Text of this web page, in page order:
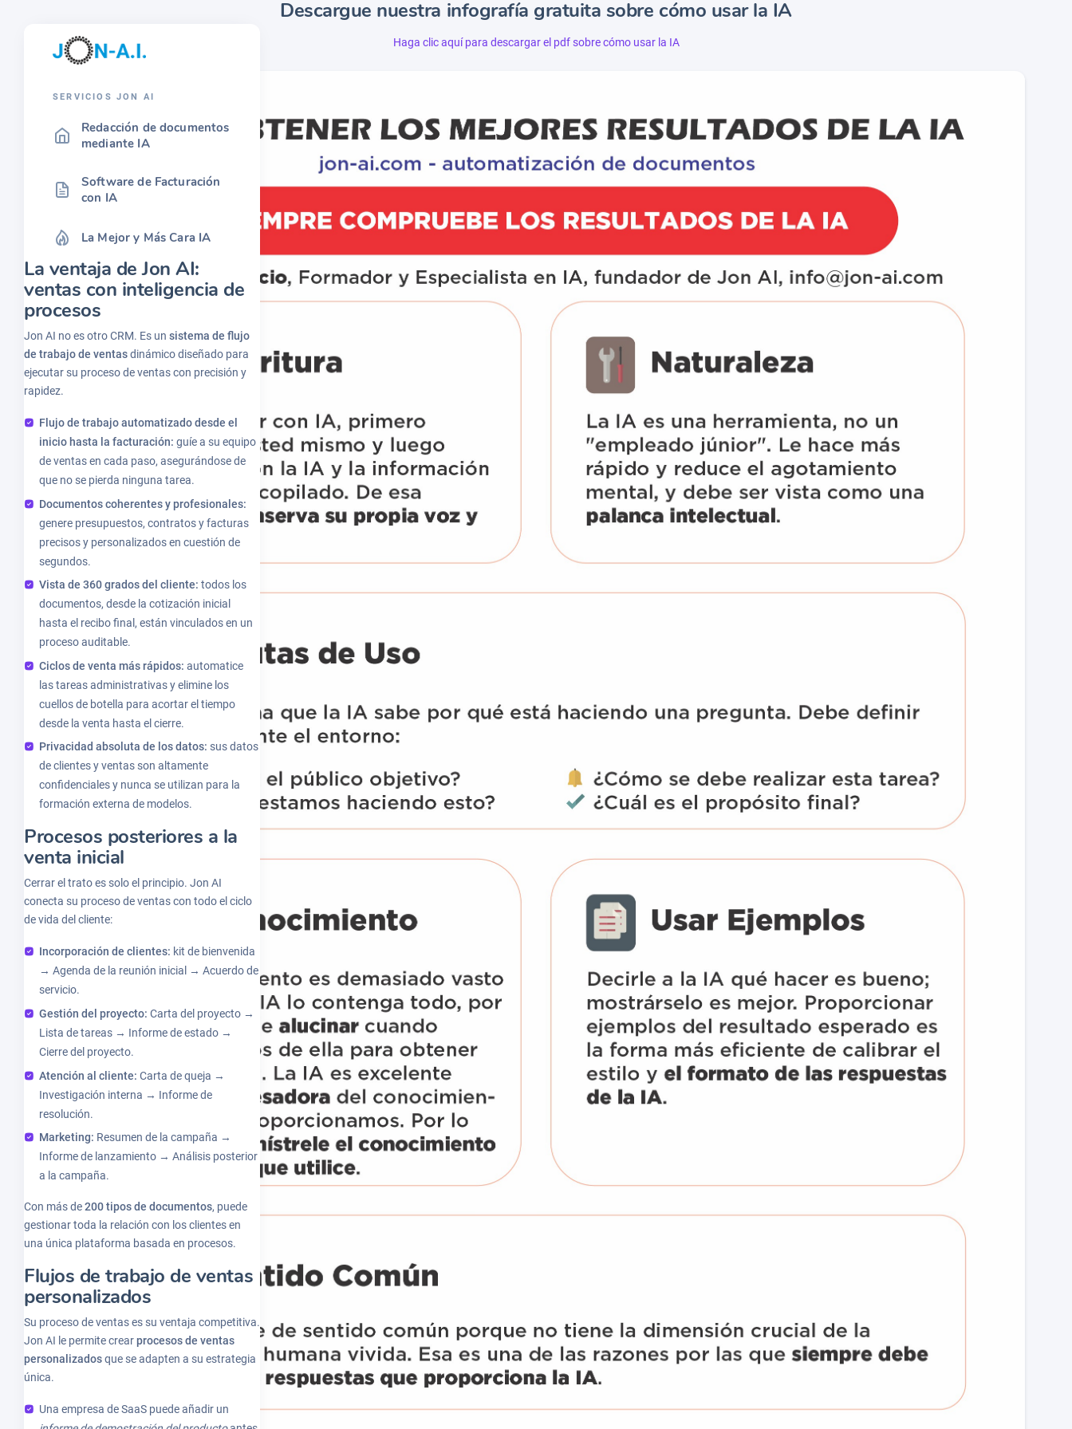
SERVICIOS JON AI
Redacción de documentos
mediante IA
Software de Facturación
con IA
La Mejor y Más Cara IA
La ventaja de Jon AI:
ventas con inteligencia de
procesos
Jon AI no es otro CRM. Es un sistema de flujo
de trabajo de ventasdinámico diseñado para
ejecutar su proceso de ventas con precisión y
rapidez.
Flujo de trabajo automatizado desde el
inicio hasta la facturación: guíe a su equipo
de ventas en cada paso, asegurándose de
que no se pierda ninguna tarea.
Documentos coherentes y profesionales:
genere presupuestos, contratos y facturas
precisos y personalizados en cuestión de
segundos.
Vista de 360 grados del cliente: todos los
documentos, desde la cotización inicial
hasta el recibo final, están vinculados en un
proceso auditable.
Ciclos de venta más rápidos: automatice
las tareas administrativas y elimine los
cuellos de botella para acortar el tiempo
desde la venta hasta el cierre.
Privacidad absoluta de los datos: sus datos
de clientes y ventas son altamente
confidenciales y nunca se utilizan para la
formación externa de modelos.
Procesos posteriores a la
venta inicial
Cerrar el trato es solo el principio. Jon AI
conecta su proceso de ventas con todo el ciclo
de vida del cliente:
Incorporación de clientes: kit de bienvenida
→ Agenda de la reunión inicial → Acuerdo de
servicio.
Gestión del proyecto: Carta del proyecto →
Lista de tareas → Informe de estado →
Cierre del proyecto.
Atención al cliente: Carta de queja →
Investigación interna → Informe de
resolución.
Marketing: Resumen de la campaña →
Informe de lanzamiento → Análisis posterior
a la campaña.
Con más de200 tipos de documentos, puede
gestionar toda la relación con los clientes en
una única plataforma basada en procesos.
Flujos de trabajo de ventas
personalizados
Su proceso de ventas es su ventaja competitiva.
Jon AI le permite crearprocesos de ventas
personalizadosque se adapten a su estrategia
única.
Una empresa de SaaS puede añadir un
Descargue nuestra infografía gratuita sobre cómo usar la IA
Haga clic aquí para descargar el pdf sobre cómo usar la IA